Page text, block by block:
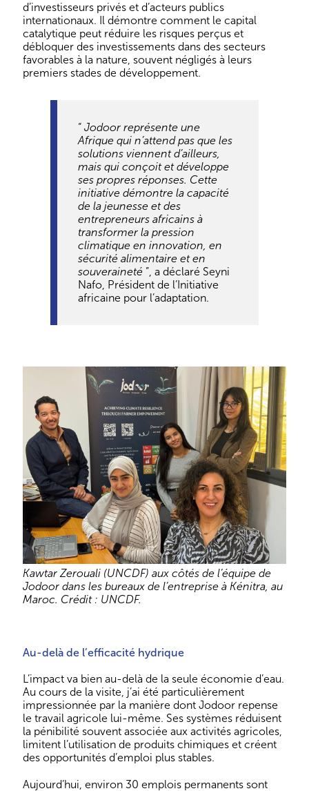
d’investisseurs privés et d’acteurs publics
internationaux. Il démontre comment le capital
catalytique peut réduire les risques perçus et
débloquer des investissements dans des secteurs
favorables à la nature, souvent négligés à leurs
premiers stades de développement.
“ Jodoor représente une
Afrique qui n’attend pas que les
solutions viennent d’ailleurs,
mais qui conçoit et développe
ses propres réponses. Cette
initiative démontre la capacité
de la jeunesse et des
entrepreneurs africains à
transformer la pression
climatique en innovation, en
sécurité alimentaire et en
souveraineté ”, a déclaré Seyni
Nafo, Président de l’Initiative
africaine pour l’adaptation.
Kawtar Zerouali (UNCDF) aux côtés de l’équipe de
Jodoor dans les bureaux de l’entreprise à Kénitra, au
Maroc. Crédit : UNCDF.
Au-delà de l’efficacité hydrique
L’impact va bien au-delà de la seule économie d’eau.
Au cours de la visite, j’ai été particulièrement
impressionnée par la manière dont Jodoor repense
le travail agricole lui-même. Ses systèmes réduisent
la pénibilité souvent associée aux activités agricoles,
limitent l’utilisation de produits chimiques et créent
des opportunités d’emploi plus stables.
Aujourd’hui, environ 30 emplois permanents sont